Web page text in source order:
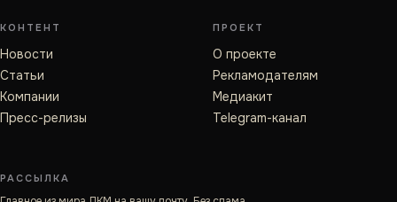
КОНТЕНТ
Новости
Статьи
Компании
Пресс-релизы
ПРОЕКТ
О проекте
Рекламодателям
Медиакит
Telegram-канал
РАССЫЛКА